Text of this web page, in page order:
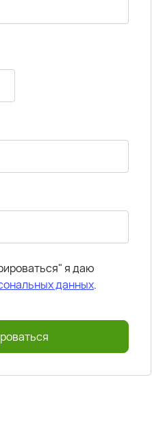
я даю
данных.